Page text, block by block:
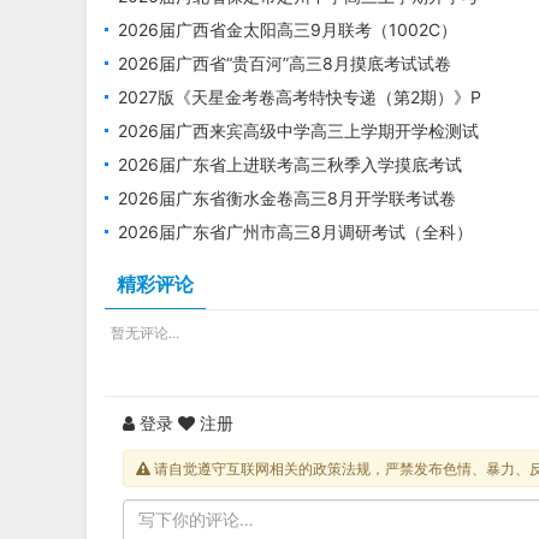
试试卷
2026届广西省金太阳高三9月联考（1002C）
（全科）
2026届广西省“贵百河”高三8月摸底考试试卷
2027版《天星金考卷高考特快专递（第2期）》P
DF电子版下载
2026届广西来宾高级中学高三上学期开学检测试
卷
2026届广东省上进联考高三秋季入学摸底考试
（全科）
2026届广东省衡水金卷高三8月开学联考试卷
2026届广东省广州市高三8月调研考试（全科）
精彩评论
暂无评论...
登录 注册
请自觉遵守互联网相关的政策法规，严禁发布色情、暴力、